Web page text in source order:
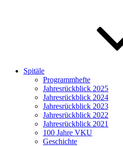
Spitäle
Programmhefte
Jahresrückblick 2025
Jahresrückblick 2024
Jahresrückblick 2023
Jahresrückblick 2022
Jahresrückblick 2021
100 Jahre VKU
Geschichte